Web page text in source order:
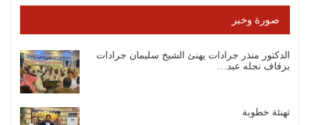
صورة وخبر
الدكتور منذر جرادات يهنئ الشيخ سليمان جرادات
بزفاف نجله عبد…
تهنئة خطوبة